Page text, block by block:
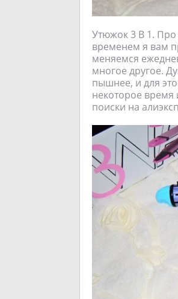
Утюжок 3 В 1. Про
временем я вам
меняемся
многое другое.
пышнее, и для
некоторое время
поиски на